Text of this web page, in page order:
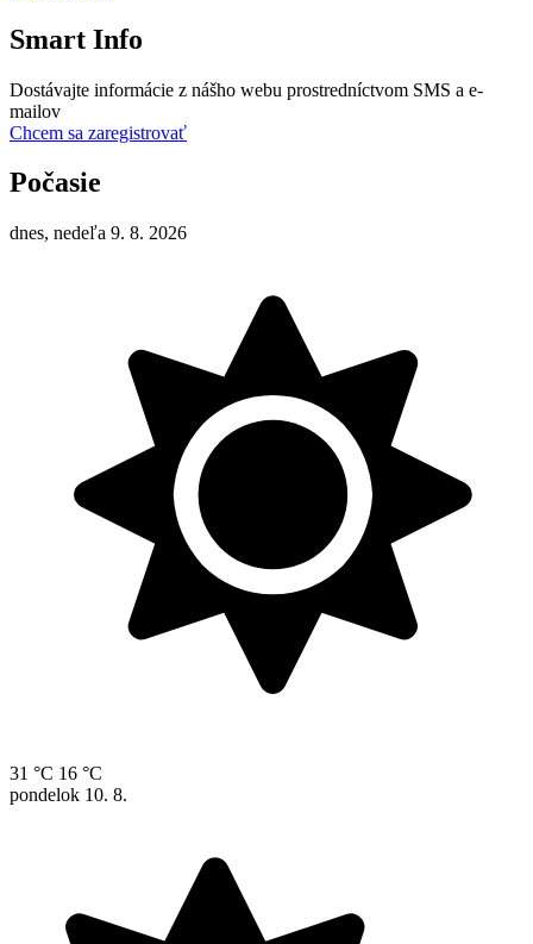
Smart Info
Dostávajte informácie z nášho webu prostredníctvom SMS a e-
mailov
Chcem sa zaregistrovať
Počasie
dnes, nedeľa 9. 8. 2026
31 °C 16 °C
pondelok 10. 8.